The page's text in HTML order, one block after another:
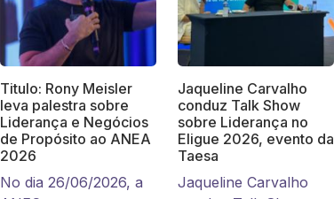
Titulo: Rony Meisler
leva palestra sobre
Liderança e Negócios
de Propósito ao ANEA
2026
No dia 26/06/2026, a
Jaqueline Carvalho
conduz Talk Show
sobre Liderança no
Eligue 2026, evento da
Taesa
Jaqueline Carvalho